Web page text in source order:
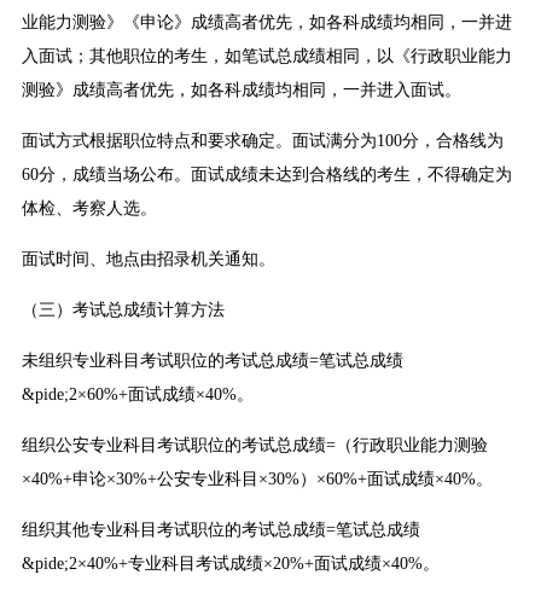
业能力测验》《申论》成绩高者优先，如各科成绩均相同，一并进
入面试；其他职位的考生，如笔试总成绩相同，以《行政职业能力
测验》成绩高者优先，如各科成绩均相同，一并进入面试。
面试方式根据职位特点和要求确定。面试满分为100分，合格线为
60分，成绩当场公布。面试成绩未达到合格线的考生，不得确定为
体检、考察人选。
面试时间、地点由招录机关通知。
（三）考试总成绩计算方法
未组织专业科目考试职位的考试总成绩=笔试总成绩
&pide;2×60%+面试成绩×40%。
组织公安专业科目考试职位的考试总成绩=（行政职业能力测验
×40%+申论×30%+公安专业科目×30%）×60%+面试成绩×40%。
组织其他专业科目考试职位的考试总成绩=笔试总成绩
&pide;2×40%+专业科目考试成绩×20%+面试成绩×40%。